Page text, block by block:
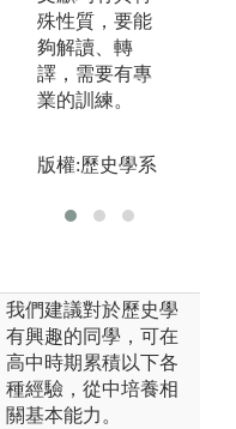
學系
殊性質，要能
夠解讀、轉
譯，需要有專
業的訓練。
版權:歷史學系
我們建議對於歷史學
有興趣的同學，可在
高中時期累積以下各
種經驗，從中培養相
關基本能力。